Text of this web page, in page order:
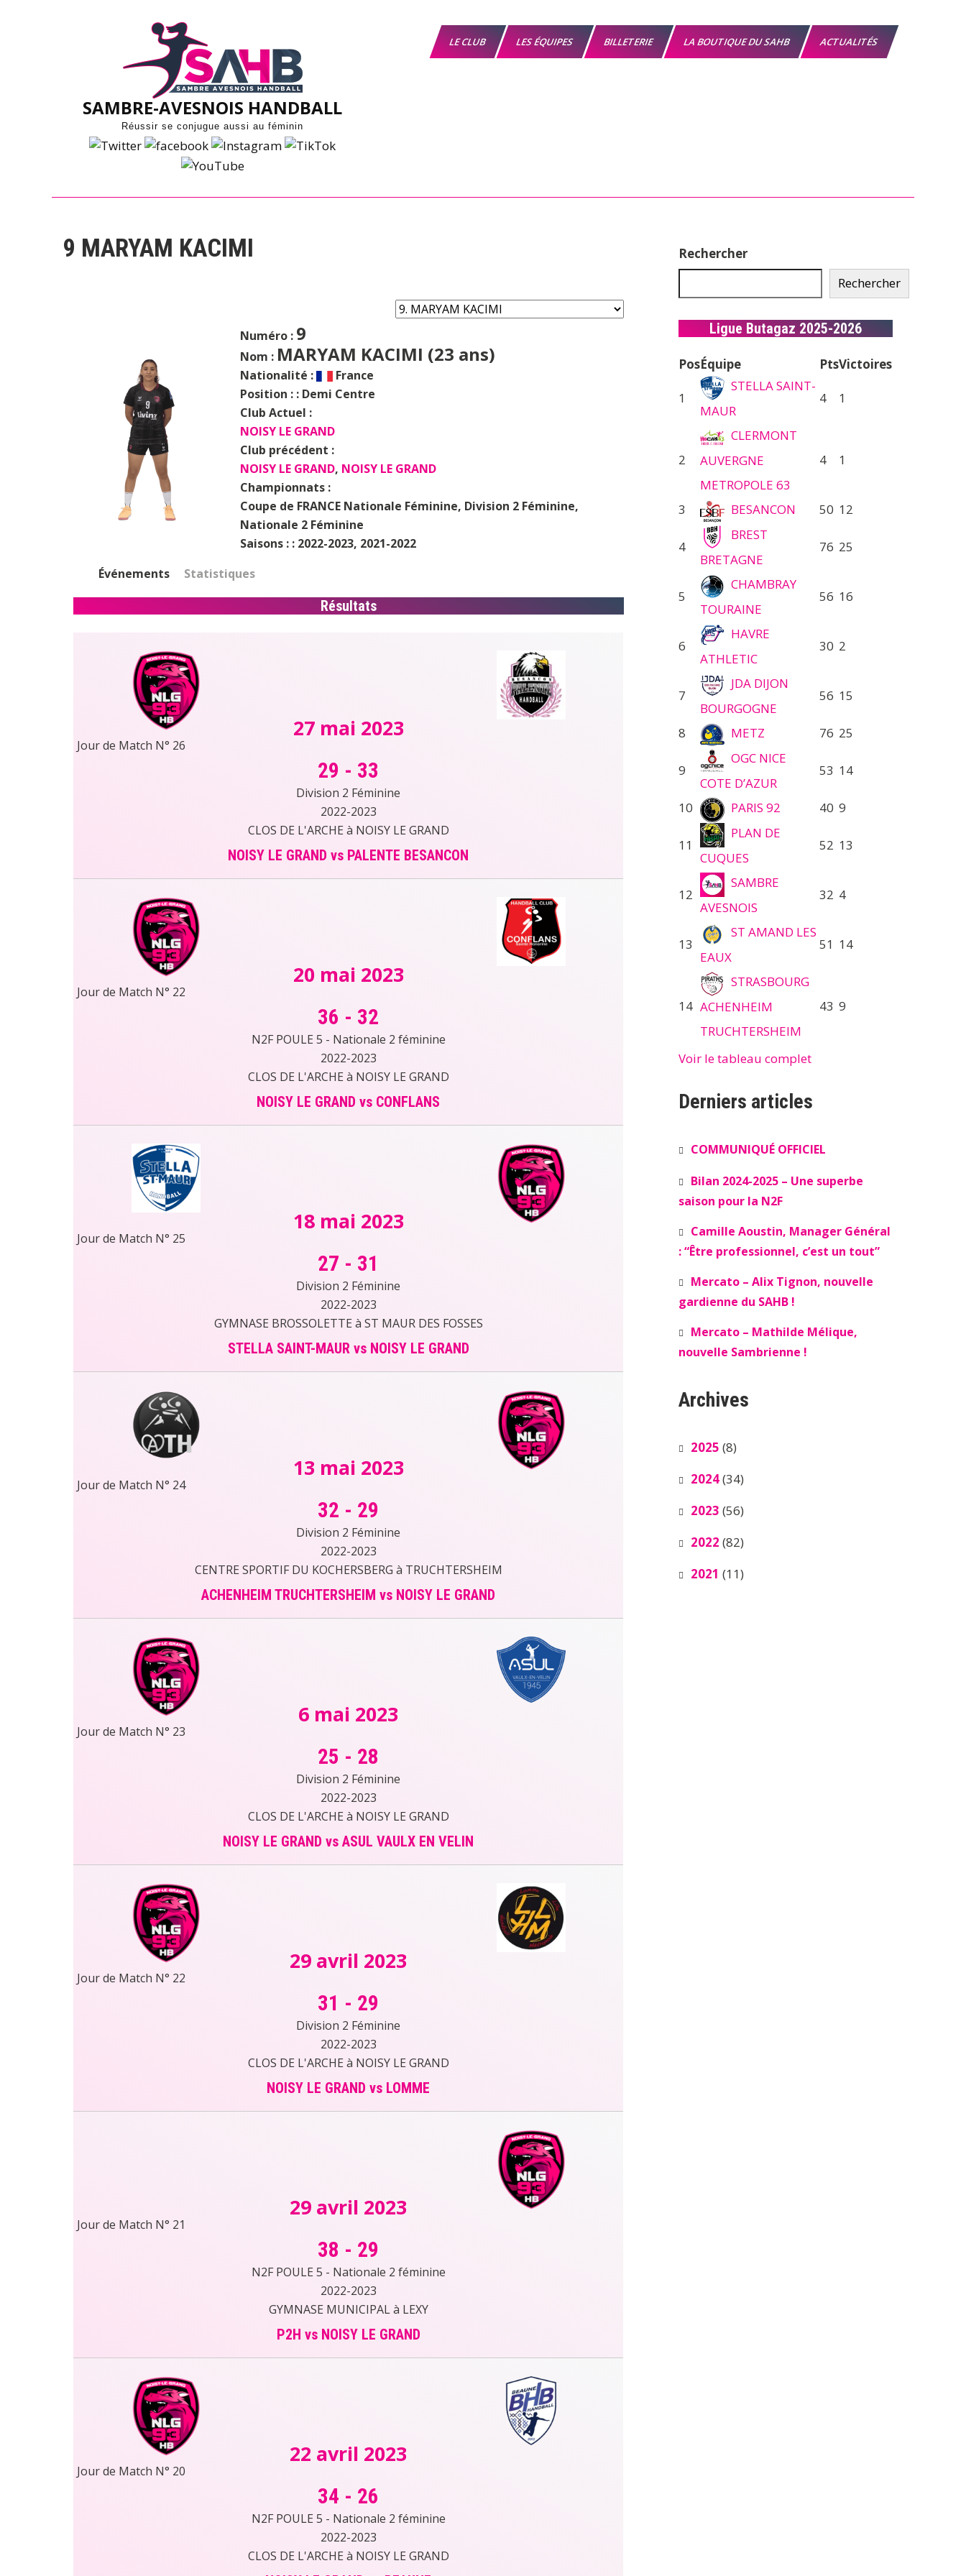
SAMBRE-AVESNOIS HANDBALL
Réussir se conjugue aussi au féminin
LE CLUB LES ÉQUIPES BILLETERIE LA BOUTIQUE DU SAHB ACTUALITÉS
9 MARYAM KACIMI
Numéro : 9
Nom : MARYAM KACIMI (23 ans)
Nationalité :
France
Position : : Demi Centre
Club Actuel :
NOISY LE GRAND
Club précédent :
NOISY LE GRAND, NOISY LE GRAND
Championnats :
Coupe de FRANCE Nationale Féminine, Division 2 Féminine,
Nationale 2 Féminine
Saisons : : 2022-2023, 2021-2022
Événements
Statistiques
Résultats
27 mai 2023
Jour de Match N° 26
29 - 33
Division 2 Féminine
2022-2023
CLOS DE L'ARCHE à NOISY LE GRAND
NOISY LE GRAND vs PALENTE BESANCON
20 mai 2023
Jour de Match N° 22
36 - 32
N2F POULE 5 - Nationale 2 féminine
2022-2023
CLOS DE L'ARCHE à NOISY LE GRAND
NOISY LE GRAND vs CONFLANS
18 mai 2023
Jour de Match N° 25
27 - 31
Division 2 Féminine
2022-2023
GYMNASE BROSSOLETTE à ST MAUR DES FOSSES
STELLA SAINT-MAUR vs NOISY LE GRAND
13 mai 2023
Jour de Match N° 24
32 - 29
Division 2 Féminine
2022-2023
CENTRE SPORTIF DU KOCHERSBERG à TRUCHTERSHEIM
ACHENHEIM TRUCHTERSHEIM vs NOISY LE GRAND
6 mai 2023
Jour de Match N° 23
25 - 28
Division 2 Féminine
2022-2023
CLOS DE L'ARCHE à NOISY LE GRAND
NOISY LE GRAND vs ASUL VAULX EN VELIN
29 avril 2023
Jour de Match N° 22
31 - 29
Division 2 Féminine
2022-2023
CLOS DE L'ARCHE à NOISY LE GRAND
NOISY LE GRAND vs LOMME
29 avril 2023
Jour de Match N° 21
38 - 29
N2F POULE 5 - Nationale 2 féminine
2022-2023
GYMNASE MUNICIPAL à LEXY
P2H vs NOISY LE GRAND
22 avril 2023
Jour de Match N° 20
34 - 26
N2F POULE 5 - Nationale 2 féminine
2022-2023
CLOS DE L'ARCHE à NOISY LE GRAND
Rechercher
Rechercher
Ligue Butagaz 2025-2026
PosÉquipe PtsVictoires
1
STELLA SAINT-
MAUR
4 1
2
CLERMONT
AUVERGNE
METROPOLE 63
4 1
3 BESANCON 50 12
4
BREST
BRETAGNE
76 25
5
CHAMBRAY
TOURAINE
56 16
6
HAVRE
ATHLETIC
30 2
7
JDA DIJON
BOURGOGNE
56 15
8 METZ 76 25
9
OGC NICE
COTE D’AZUR
53 14
10 PARIS 92 40 9
11
PLAN DE
CUQUES
52 13
12
SAMBRE
AVESNOIS
32 4
13
ST AMAND LES
EAUX
51 14
14
STRASBOURG
ACHENHEIM
TRUCHTERSHEIM
43 9
Voir le tableau complet
Derniers articles
COMMUNIQUÉ OFFICIEL
Bilan 2024-2025 – Une superbe
saison pour la N2F
Camille Aoustin, Manager Général
: “Être professionnel, c’est un tout”
Mercato – Alix Tignon, nouvelle
gardienne du SAHB !
Mercato – Mathilde Mélique,
nouvelle Sambrienne !
Archives
2025 (8)
2024(34)
2023 (56)
2022 (82)
2021 (11)